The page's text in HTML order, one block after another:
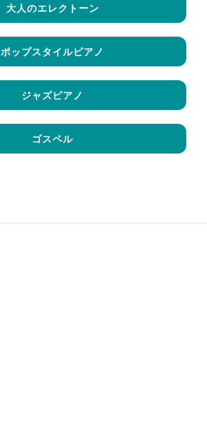
大人のエレクトーン
ポップスタイルピアノ
ジャズピアノ
ゴスペル